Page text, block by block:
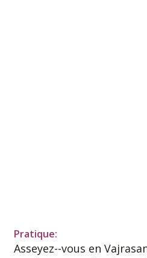
Pratique:
Asseyez--vous en